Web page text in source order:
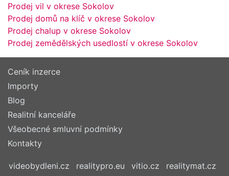
Prodej vil v okrese Sokolov
Prodej domů na klíč v okrese Sokolov
Prodej chalup v okrese Sokolov
Prodej zemědělských usedlostí v okrese Sokolov
Ceník inzerce
Importy
Blog
Realitní kanceláře
Všeobecné smluvní podmínky
Kontakty
videobydleni.cz realitypro.eu vitio.cz
realitymat.cz